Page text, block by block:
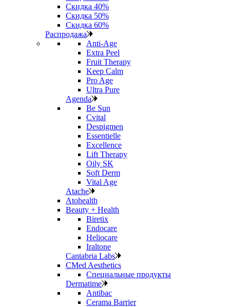
Скидка 40%
Скидка 50%
Скидка 60%
Распродажа
Anti‑Age
Extra Peel
Fruit Therapy
Keep Calm
Pro Age
Ultra Pure
Agenda
Be Sun
Cvital
Despigmen
Essentielle
Excellence
Lift Therapy
Oily SK
Soft Derm
Vital Age
Atache
Atohealth
Beauty + Health
Biretix
Endocare
Heliocare
Iraltone
Cantabria Labs
CMed Aesthetics
Специальные продукты
Dermatime
Antibac
Cerama Barrier